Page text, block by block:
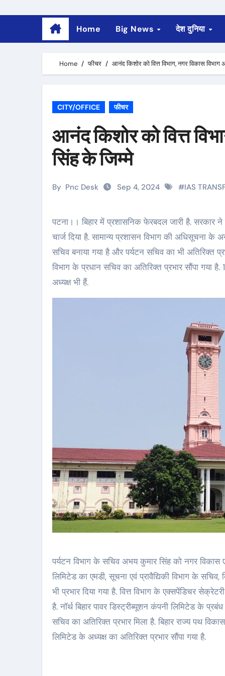
Home Big News देश दुनिया
Home फीचर आनंद किशोर को वित्त विभाग, नगर विकास
CITY/OFFICE फीचर
आनंद किशोर को वित्त
सिंह के जिम्मे
By Pnc Desk Sep 4, 2024 #IAS
पटना।। बिहार में प्रशासनिक फेरबदल जारी है. सरकार ने दो आईएएस अधिकारियों का तबादला किया है जबकि चार को एडिशनल
चार्ज दिया है. सामान्य प्रशासन विभाग की अधिसूचना के
सचिव बनाया गया है और पर्यटन सचिव का भी अतिरिक्त
विभाग के प्रधान सचिव का अतिरिक्त प्रभार सौंपा गया
अध्यक्ष भी हैं.
पर्यटन विभाग के सचिव अभय कुमार सिंह को नगर विकास
लिमिटेड का एमडी, सूचना एवं प्रावैद्यिकी विभाग के
भी प्रभार दिया गया है. वित्त विभाग के एक्सपेंडिचर
है. नॉर्थ बिहार पावर डिस्ट्रीब्यूशन कंपनी लिमिटेड के
सचिव का अतिरिक्त प्रभार मिला है. बिहार राज्य पथ
लिमिटेड के अध्यक्ष का अतिरिक्त प्रभार सौंपा गया है.